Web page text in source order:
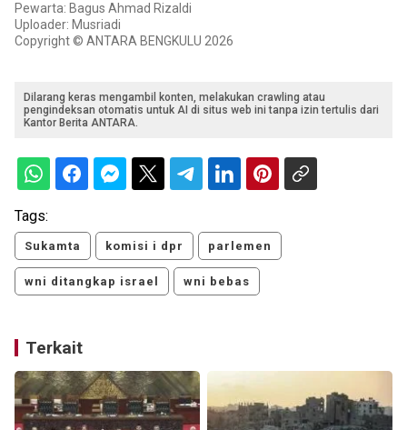
Pewarta: Bagus Ahmad Rizaldi
Uploader: Musriadi
Copyright © ANTARA BENGKULU 2026
Dilarang keras mengambil konten, melakukan crawling atau
pengindeksan otomatis untuk AI di situs web ini tanpa izin tertulis dari
Kantor Berita ANTARA.
Tags:
Sukamta komisi i dpr parlemen
wni ditangkap israel wni bebas
Terkait